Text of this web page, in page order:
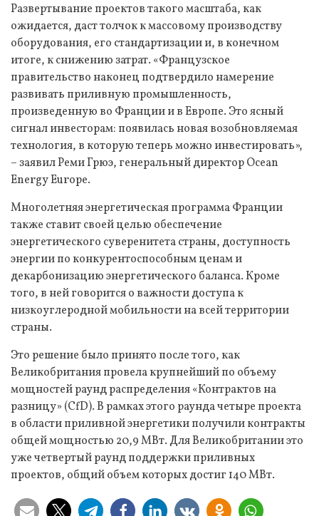
Развертывание проектов такого масштаба, как
ожидается, даст толчок к массовому производству
оборудования, его стандартизации и, в конечном
итоге, к снижению затрат. «Французское
правительство наконец подтвердило намерение
развивать приливную промышленность,
произведенную во Франции и в Европе. Это ясный
сигнал инвесторам: появилась новая возобновляемая
технология, в которую теперь можно инвестировать»,
– заявил Реми Грюэ, генеральный директор Ocean
Energy Europe.
Многолетняя энергетическая программа Франции
также ставит своей целью обеспечение
энергетического суверенитета страны, доступность
энергии по конкурентоспособным ценам и
декарбонизацию энергетического баланса. Кроме
того, в ней говорится о важности доступа к
низкоуглеродной мобильности на всей территории
страны.
Это решение было принято после того, как
Великобритания провела крупнейший по объему
мощностей раунд распределения «Контрактов на
разницу» (CfD). В рамках этого раунда четыре проекта
в области приливной энергетики получили контракты
общей мощностью 20,9 МВт. Для Великобритании это
уже четвертый раунд поддержки приливных
проектов, общий объем которых достиг 140 МВт.